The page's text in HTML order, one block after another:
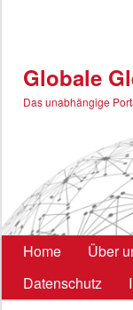
Globale
Das unabhängige
Hauptmenü
Home Über
Datenschutz